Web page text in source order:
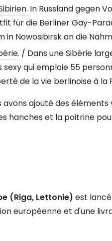
In Russland gegen
für die Berliner Gay-
Nowosibirsk an die
/ Dans une Sibérie
qui emploie 55
de la vie berlinoise à la
ajouté des éléments
hanches et la poitrine
(Riga, Lettonie) est
européenne et d'une